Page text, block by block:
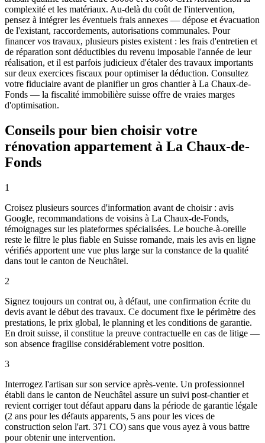
complexité et les matériaux. Au-delà du coût de l'intervention,
pensez à intégrer les éventuels frais annexes — dépose et évacuation
de l'existant, raccordements, autorisations communales. Pour
financer vos travaux, plusieurs pistes existent : les frais d'entretien et
de réparation sont déductibles du revenu imposable l'année de leur
réalisation, et il est parfois judicieux d'étaler des travaux importants
sur deux exercices fiscaux pour optimiser la déduction. Consultez
votre fiduciaire avant de planifier un gros chantier à La Chaux-de-
Fonds — la fiscalité immobilière suisse offre de vraies marges
d'optimisation.
Conseils pour bien choisir votre
rénovation appartement à La Chaux-de-
Fonds
1
Croisez plusieurs sources d'information avant de choisir : avis
Google, recommandations de voisins à La Chaux-de-Fonds,
témoignages sur les plateformes spécialisées. Le bouche-à-oreille
reste le filtre le plus fiable en Suisse romande, mais les avis en ligne
vérifiés apportent une vue plus large sur la constance de la qualité
dans tout le canton de Neuchâtel.
2
Signez toujours un contrat ou, à défaut, une confirmation écrite du
devis avant le début des travaux. Ce document fixe le périmètre des
prestations, le prix global, le planning et les conditions de garantie.
En droit suisse, il constitue la preuve contractuelle en cas de litige —
son absence fragilise considérablement votre position.
3
Interrogez l'artisan sur son service après-vente. Un professionnel
établi dans le canton de Neuchâtel assure un suivi post-chantier et
revient corriger tout défaut apparu dans la période de garantie légale
(2 ans pour les défauts apparents, 5 ans pour les vices de
construction selon l'art. 371 CO) sans que vous ayez à vous battre
pour obtenir une intervention.